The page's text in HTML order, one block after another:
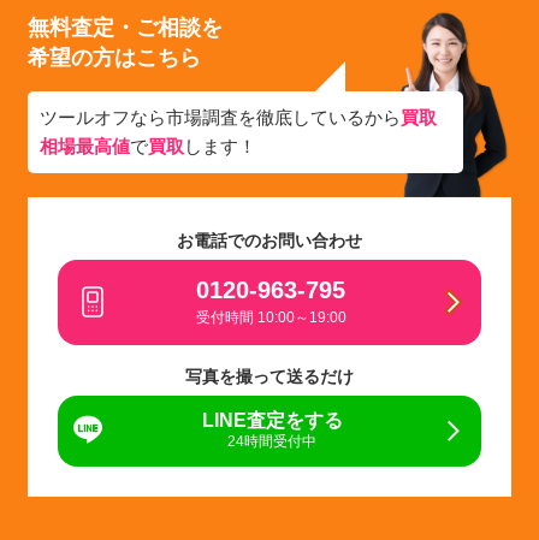
無料査定・ご相談を
希望の方はこちら
ツールオフなら市場調査を徹底しているから買取
相場最高値で買取 します！
お電話でのお問い合わせ
0120-963-795
受付時間 10:00～19:00
写真を撮って送るだけ
LINE査定をする
24時間受付中